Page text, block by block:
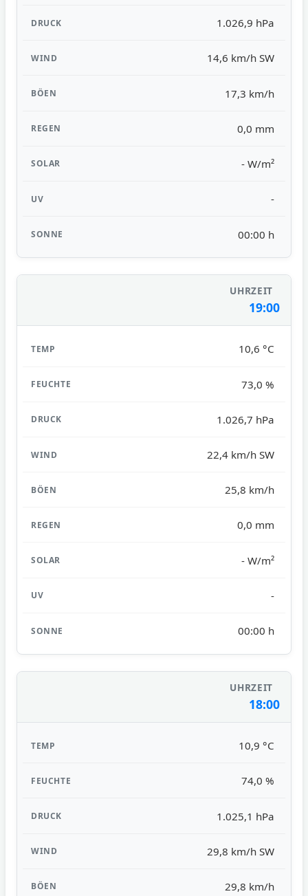
1.026,9 hPa
14,6 km/h SW
17,3 km/h
0,0 mm
- W/m²
-
00:00 h
19:00
10,6 °C
73,0 %
1.026,7 hPa
22,4 km/h SW
25,8 km/h
0,0 mm
- W/m²
-
00:00 h
18:00
10,9 °C
74,0 %
1.025,1 hPa
29,8 km/h SW
29,8 km/h